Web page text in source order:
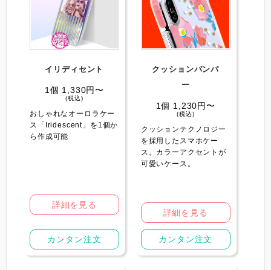
イリディセント
1個 1,330円〜
(税込)
おしゃれなオーロラケー
ス「Iridescent」を1個か
ら作成可能
詳細を見る
カンタン注文
クッションバンパ
ー️
1個 1,230円〜
(税込)
クッションテクノロジー
を採用したスマホケー
ス。カラーアクセントが
可愛いケース。
詳細を見る
カンタン注文